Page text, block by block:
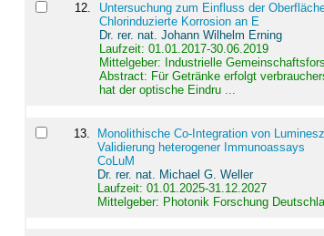
12.
Untersuchung zum Einfluss der
Chlorinduzierte Korrosion an E
Dr. rer. nat. Johann Wilhelm Erning
Laufzeit: 01.01.2017-30.06.2019
Mittelgeber: Industrielle
Abstract: Für Getränke erfolgt
hat der optische Eindru ...
13.
Monolithische Co-Integration von
Validierung heterogener Immunoassays
CoLuM
Dr. rer. nat. Michael G. Weller
Laufzeit: 01.01.2025-31.12.2027
Mittelgeber: Photonik Forschung